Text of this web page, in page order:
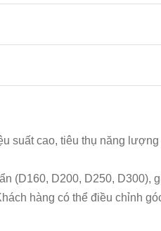
suất cao, tiêu thụ năng
(D160, D200, D250, D300),
hàng có thể điều chỉnh